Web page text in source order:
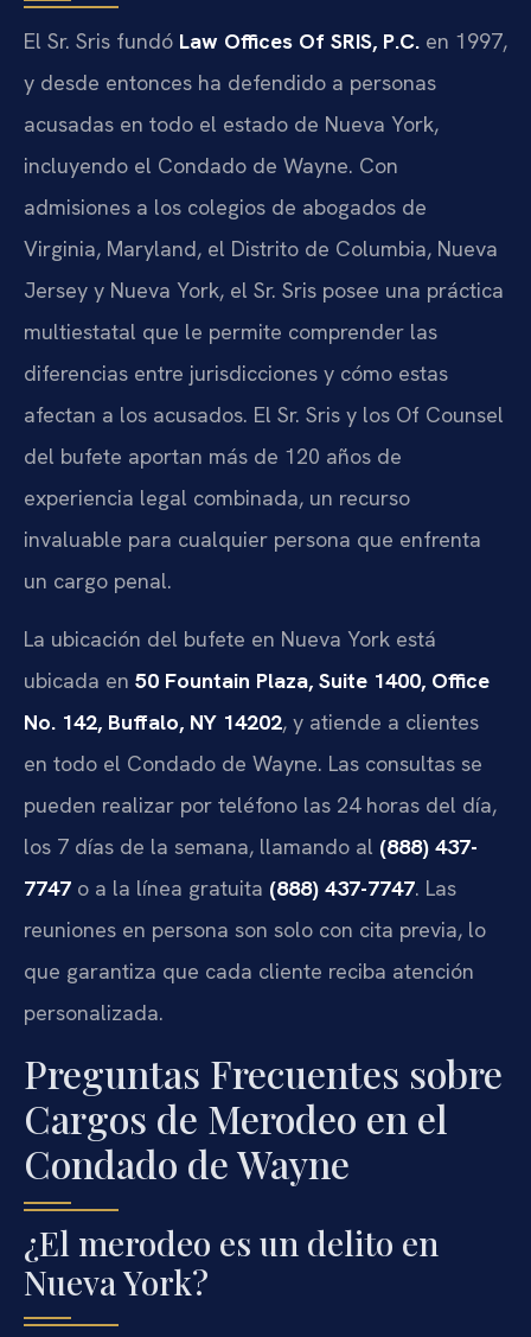
El Sr. Sris fundó Law Offices Of SRIS, P.C. en 1997,
y desde entonces ha defendido a personas
acusadas en todo el estado de Nueva York,
incluyendo el Condado de Wayne. Con
admisiones a los colegios de abogados de
Virginia, Maryland, el Distrito de Columbia, Nueva
Jersey y Nueva York, el Sr. Sris posee una práctica
multiestatal que le permite comprender las
diferencias entre jurisdicciones y cómo estas
afectan a los acusados. El Sr. Sris y los Of Counsel
del bufete aportan más de 120 años de
experiencia legal combinada, un recurso
invaluable para cualquier persona que enfrenta
un cargo penal.
La ubicación del bufete en Nueva York está
ubicada en 50 Fountain Plaza, Suite 1400, Office
No. 142, Buffalo, NY 14202, y atiende a clientes
en todo el Condado de Wayne. Las consultas se
pueden realizar por teléfono las 24 horas del día,
los 7 días de la semana, llamando al (888) 437-
7747 o a la línea gratuita (888) 437-7747. Las
reuniones en persona son solo con cita previa, lo
que garantiza que cada cliente reciba atención
personalizada.
Preguntas Frecuentes sobre
Cargos de Merodeo en el
Condado de Wayne
¿El merodeo es un delito en
Nueva York?